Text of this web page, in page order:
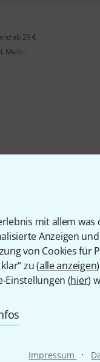
mit allem
Anzeigen
von Cookies für
zu (alle anzeigen
Einstellungen (hier)
Impressum ·
ab 29 €
MwSt.